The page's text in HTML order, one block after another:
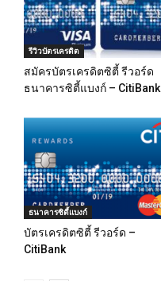
รีวิวบัตรเครดิต
สมัครบัตรเครดิตซิตี้ รีวอร์ด
ธนาคารซิตี้แบงก์ – CitiBank
ธนาคารซิตี้แบงก์
บัตรเครดิตซิตี้ รีวอร์ด –
CitiBank